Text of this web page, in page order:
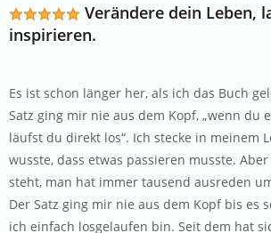
Verändere dein Leben,
inspirieren.
Es ist schon länger her, als ich das Buch
Satz ging mir nie aus dem Kopf, „wenn du
läufst du direkt los“. Ich stecke in meinem
wusste, dass etwas passieren musste.
steht, man hat immer tausend ausreden
Der Satz ging mir nie aus dem Kopf bis es
ich einfach losgelaufen bin. Seit dem hat